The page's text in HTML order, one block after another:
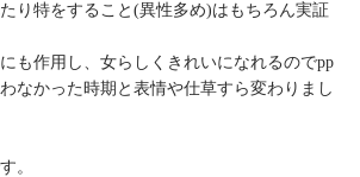
り特をすること(異性多め)はもちろん実証
も作用し、女らしくきれいになれるのでpp
なかった時期と表情や仕草すら変わりまし
。